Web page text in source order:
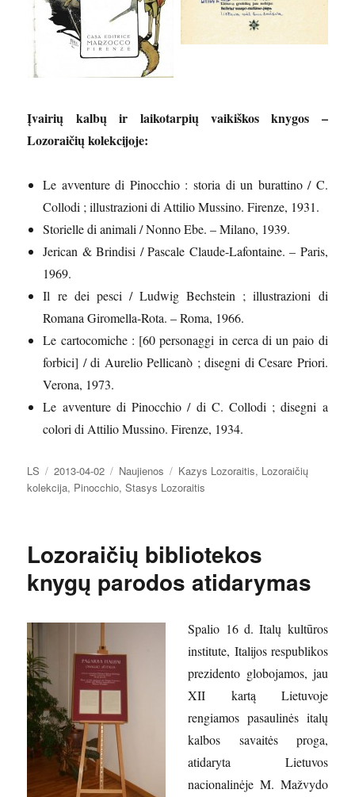
Įvairių kalbų ir laikotarpių vaikiškos knygos –
Lozoraičių kolekcijoje:
Le avventure di Pinocchio : storia di un burattino / C.
Collodi ; illustrazioni di Attilio Mussino. Firenze, 1931.
Storielle di animali / Nonno Ebe. – Milano, 1939.
Jerican & Brindisi / Pascale Claude-Lafontaine. – Paris,
1969.
Il re dei pesci / Ludwig Bechstein ; illustrazioni di
Romana Giromella-Rota. – Roma, 1966.
Le cartocomiche : [60 personaggi in cerca di un paio di
forbici] / di Aurelio Pellicanò ; disegni di Cesare Priori.
Verona, 1973.
Le avventure di Pinocchio / di C. Collodi ; disegni a
colori di Attilio Mussino. Firenze, 1934.
Autorius
LS Paskelbta
2013-04-02 Kategorijos
Naujienos Žymos
Kazys Lozoraitis, Lozoraičių
kolekcija, Pinocchio,Stasys Lozoraitis
Lozoraičių bibliotekos
knygų parodos atidarymas
Spalio 16 d. Italų kultūros
institute, Italijos respublikos
prezidento globojamos, jau
XII kartą Lietuvoje
rengiamos pasaulinės italų
kalbos savaitės proga,
atidaryta Lietuvos
nacionalinėje M. Mažvydo